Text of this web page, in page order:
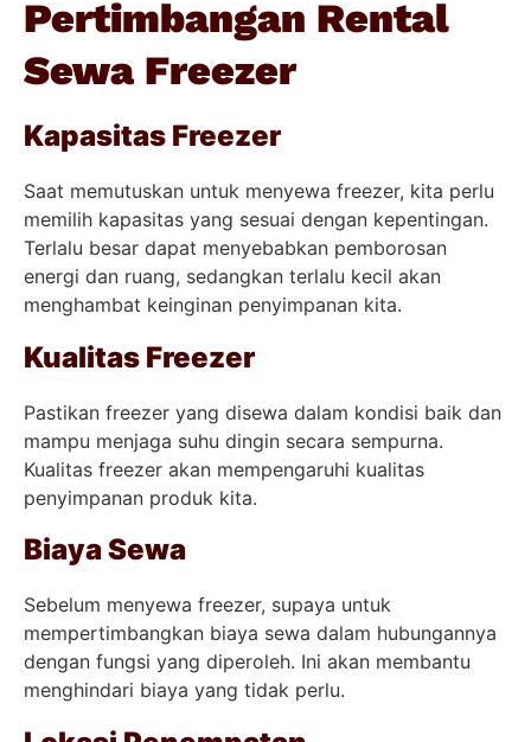
Pertimbangan Rental
Sewa Freezer
Kapasitas Freezer
Saat memutuskan untuk menyewa freezer, kita perlu
memilih kapasitas yang sesuai dengan kepentingan.
Terlalu besar dapat menyebabkan pemborosan
energi dan ruang, sedangkan terlalu kecil akan
menghambat keinginan penyimpanan kita.
Kualitas Freezer
Pastikan freezer yang disewa dalam kondisi baik dan
mampu menjaga suhu dingin secara sempurna.
Kualitas freezer akan mempengaruhi kualitas
penyimpanan produk kita.
Biaya Sewa
Sebelum menyewa freezer, supaya untuk
mempertimbangkan biaya sewa dalam hubungannya
dengan fungsi yang diperoleh. Ini akan membantu
menghindari biaya yang tidak perlu.